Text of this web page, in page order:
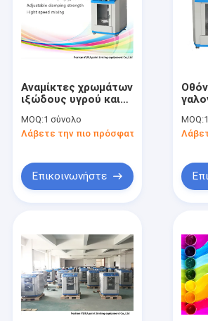
Αναμίκτες χρωμάτων
ιξώδους υγρού και
αυτοματοποιημένος
750W εμπορικός
MOQ:1 σύνολο
Λάβετε την πιο πρόσφατη τιμή
Επικοινωνήστε
MOQ: